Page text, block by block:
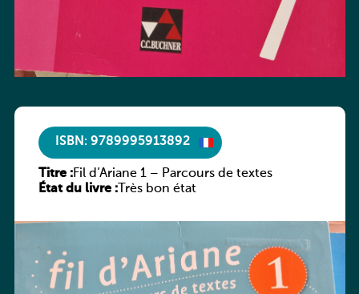
ISBN: 9789995913892
Titre :Fil d’Ariane 1 – Parcours de textes
État du livre :Très bon état